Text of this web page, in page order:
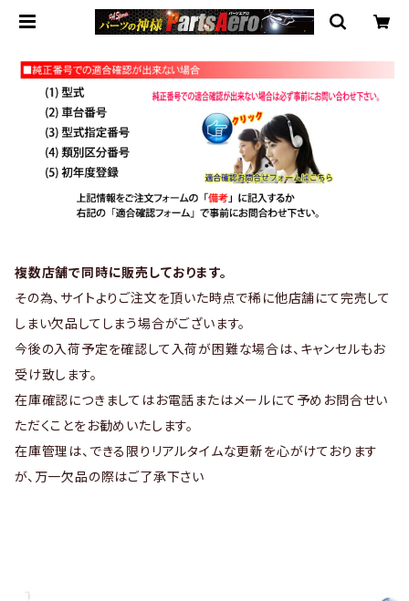
複数店舗で同時に販売しております。
その為、サイトよりご注文を頂いた時点で稀に他店舗にて完売して
しまい欠品してしまう場合がございます。
今後の入荷予定を確認して入荷が困難な場合は、キャンセルもお
受け致します。
在庫確認につきましてはお電話またはメールにて予めお問合せい
ただくことをお勧めいたします。
在庫管理は、できる限りリアルタイムな更新を心がけております
が、万一欠品の際はご了承下さい